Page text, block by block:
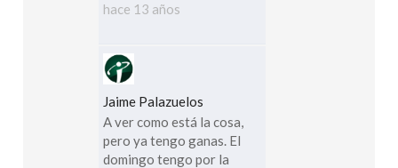
hace 13 años
Jaime Palazuelos
A ver como está la cosa,
pero ya tengo ganas. El
domingo tengo por la